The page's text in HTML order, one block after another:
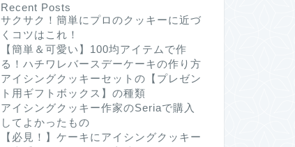
Recent Posts
サクサク！簡単にプロのクッキーに近づ
くコツはこれ！
【簡単＆可愛い】100均アイテムで作
る！ハチワレバースデーケーキの作り方
アイシングクッキーセットの【プレゼン
ト用ギフトボックス】の種類
アイシングクッキー作家のSeriaで購入
してよかったもの
【必見！】ケーキにアイシングクッキー